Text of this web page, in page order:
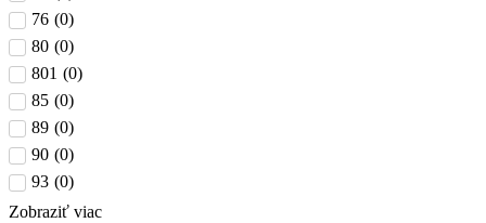
76 (0)
80 (0)
801 (0)
85 (0)
89 (0)
90 (0)
93 (0)
Zobraziť viac